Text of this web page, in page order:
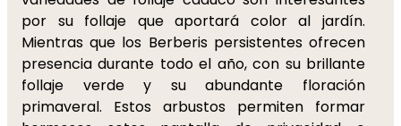
por su follaje que aportará color al jardín.
Mientras que los Berberis persistentes ofrecen
presencia durante todo el año, con su brillante
follaje verde y su abundante floración
primaveral. Estos arbustos permiten formar